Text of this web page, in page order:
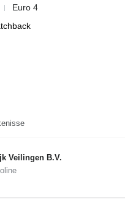
Euro 4
Veilingen B.V.